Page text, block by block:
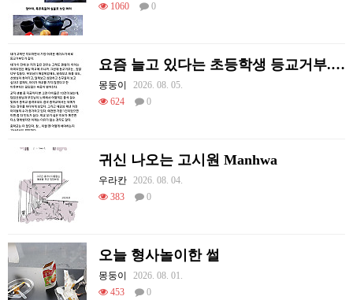
1060
0
요즘 늘고 있다는 초등학생 등교거부.jpg
몽둥이
2026. 08. 05.
624
0
귀신 나오는 고시원 Manhwa
우라칸 2026. 08. 04.
383
0
오늘 형사놀이한 썰
몽둥이
2026. 08. 01.
453
0